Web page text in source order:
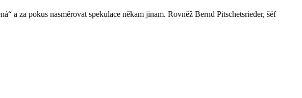
a za pokus nasměrovat spekulace někam jinam. Rovněž Bernd Pitschetsrieder, šéf